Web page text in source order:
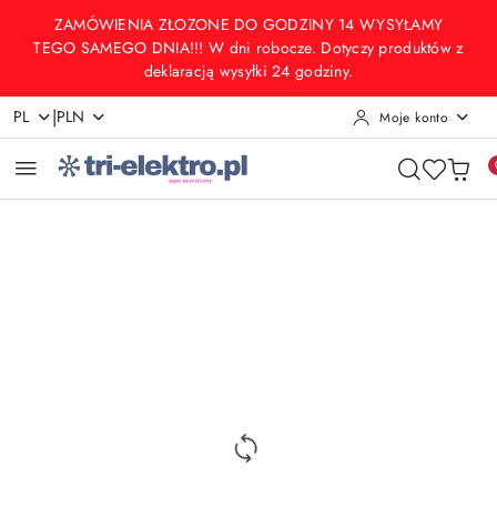
Przejdź do treści głównej
Przejdź do wyszukiwarki
Przejdź do moje konto
Przejdź do menu głównego
Przejdź do opisu produktu
Przejdź do stopki
ZAMÓWIENIA ZŁOZONE DO GODZINY 14 WYSYŁAMY
TEGO SAMEGO DNIA!!! W dni robocze. Dotyczy produktów z
deklaracją wysyłki 24 godziny.
PL |PLN Moje konto